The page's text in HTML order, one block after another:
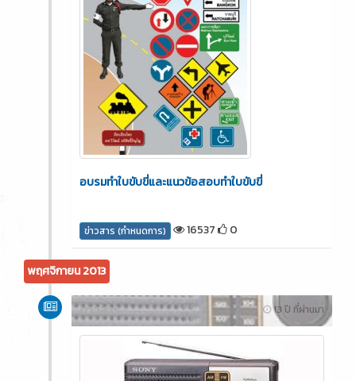
อบรมทำใบขับขี่และแนวข้อสอบทำใบขับขี่
ข่าวสาร (กำหนดการ) 16537 0
พฤศจิกายน 2013
13 ปี ที่ผ่านมา
ข่าวสาร